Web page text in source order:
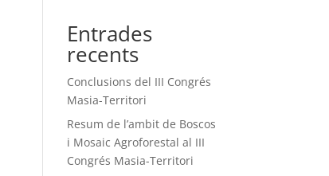
Entrades
recents
Conclusions del III Congrés
Masia-Territori
Resum de l’ambit de Boscos
i Mosaic Agroforestal al III
Congrés Masia-Territori